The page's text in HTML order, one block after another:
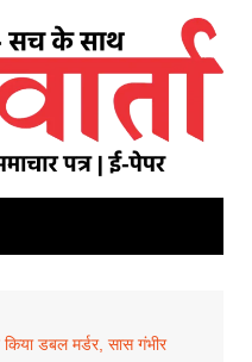
डबल मर्डर, सास गंभीर